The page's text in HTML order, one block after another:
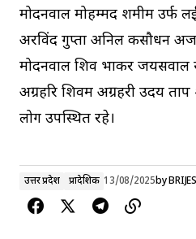
मोदनवाल मोहम्मद शमीम उर्फ
अरविंद गुप्ता अनिल कसौधन
मोदनवाल शिव प्रभाकर
अग्रहरि शिवम अग्रहरी उदय
लोग उपस्थित रहे।
उत्तर प्रदेश प्रादेशिक 13/08/2025by